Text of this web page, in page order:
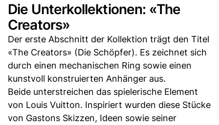
Die Unterkollektionen: «The
Creators»
Der erste Abschnitt der Kollektion trägt den Titel
«The Creators» (Die Schöpfer). Es zeichnet sich
durch einen mechanischen Ring sowie einen
kunstvoll konstruierten Anhänger aus.
Beide unterstreichen das spielerische Element
von Louis Vuitton. Inspiriert wurden diese Stücke
von Gastons Skizzen, Ideen sowie seiner